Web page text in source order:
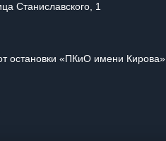
Станиславского, 1
остановки «ПКиО имени Кирова»